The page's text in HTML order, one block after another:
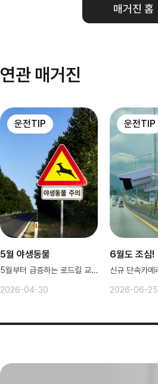
매거진 홈
연관 매거진
운전TIP
5월 야생동물
5월부터 급증하는 로드킬 교통사고
2026-04-30
운전TIP
6월도 조심!
2026-06-25